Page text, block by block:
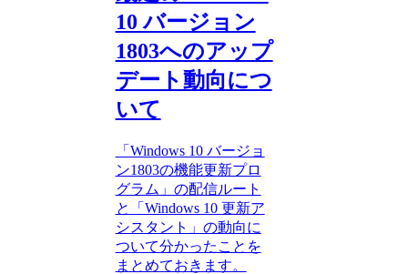
10 バージョン
1803へのアップ
デート動向につ
いて
「Windows 10 バージョ
ン1803の機能更新プロ
グラム」の配信ルート
と「Windows 10 更新ア
シスタント」の動向に
ついて分かったことを
まとめておきます。